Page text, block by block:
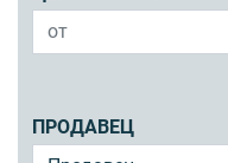
ПРОДАВЕЦ